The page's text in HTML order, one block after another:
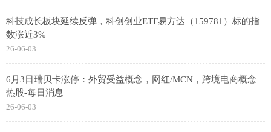
科技成长板块延续反弹，科创创业ETF易方达（159781）标的指
数涨近3%
26-06-03
6月3日瑞贝卡涨停：外贸受益概念，网红/MCN，跨境电商概念
热股-每日消息
26-06-03